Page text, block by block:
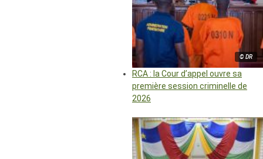
© DR
RCA : la Cour d’appel ouvre sa
première session criminelle de
2026